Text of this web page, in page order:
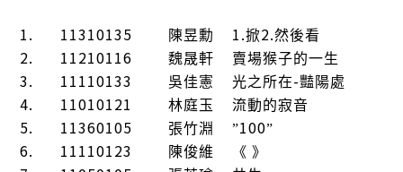
1. 11310135 陳昱勳 1.掀2.然後看
2. 11210116魏晟軒 賣場猴子的一生
3. 11110133 吳佳憲 光之所在-豔陽處
4. 11010121林庭玉 流動的寂音
5. 11360105 張竹淵 ”100”
6. 11110123 陳俊維 《 》